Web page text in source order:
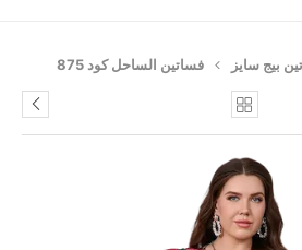
بيج سايز فساتين الساحل كود 875